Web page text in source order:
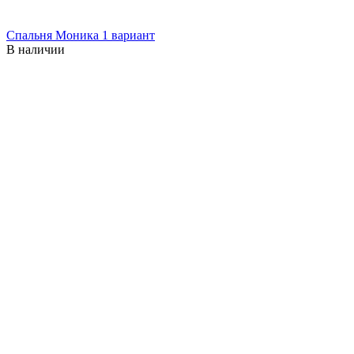
Спальня Моника 1 вариант
В наличии